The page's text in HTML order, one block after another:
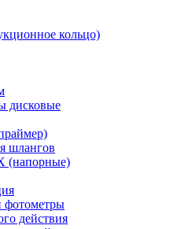
кольцо)
дисковые
шлангов
(напорные)
фотометры
действия